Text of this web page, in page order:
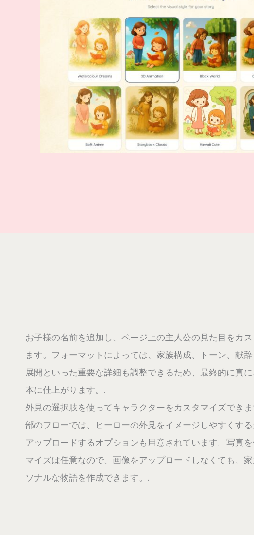
お子様の名前を追加し、ページ上の主人公の見た目をカ
ます。フォーマットによっては、家族構成、トーン、献
展開といった重要な詳細も調整できるため、最終的に真
本に仕上がります。.
外見の選択肢を使ってキャラクターをカスタマイズでき
部のフローでは、ヒーローの外見をイメージしやすくす
アップロードするオプションも用意されています。写真
マイズは任意なので、画像をアップロードしなくても、
ソナルな物語を作成できます。.